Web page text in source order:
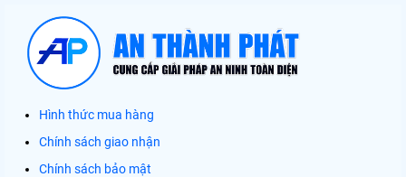
Hình thức mua hàng
Chính sách giao nhận
Chính sách bảo mật